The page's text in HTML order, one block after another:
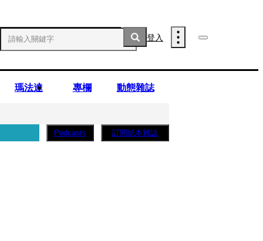
登入
瑪法達 專欄 動態雜誌
Podcasts 訂閱紙本雜誌